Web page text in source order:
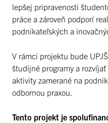
lepšej pripravenosti
práce a zároveň podporí
podnikateľských a
V rámci projektu bude
študijné programy a
aktivity zamerané na
odbornou praxou.
Tento projekt je